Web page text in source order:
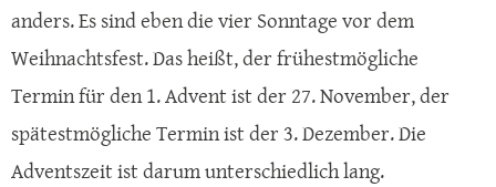
anders. Es sind eben die vier Sonntage vor dem
Weihnachtsfest. Das heißt, der frühestmögliche
Termin für den 1. Advent ist der 27. November, der
spätestmögliche Termin ist der 3. Dezember. Die
Adventszeit ist darum unterschiedlich lang.